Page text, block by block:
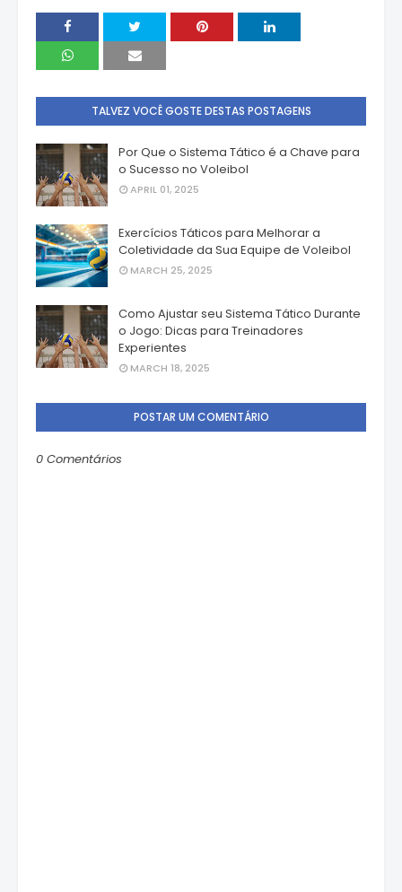
TALVEZ VOCÊ GOSTE DESTAS POSTAGENS
Por Que o Sistema Tático é a Chave para
o Sucesso no Voleibol
APRIL 01, 2025
Exercícios Táticos para Melhorar a
Coletividade da Sua Equipe de Voleibol
MARCH 25, 2025
Como Ajustar seu Sistema Tático Durante
o Jogo: Dicas para Treinadores
Experientes
MARCH 18, 2025
POSTAR UM COMENTÁRIO
0 Comentários